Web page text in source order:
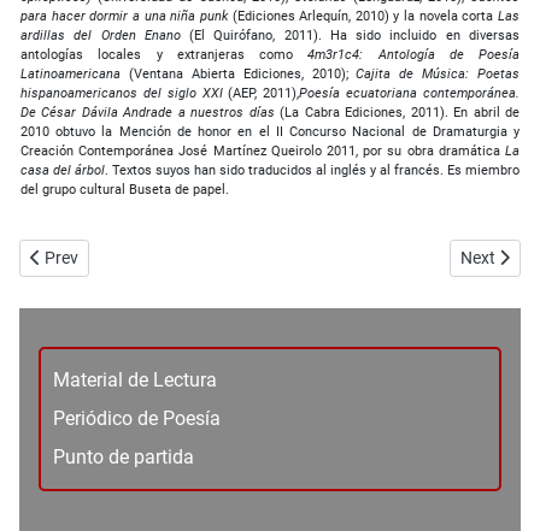
Material de Lectura
Periódico de Poesía
Punto de partida
para hacer dormir a una niña punk (Ediciones Arlequín, 2010) y la novela corta Las
ardillas del Orden Enano(El Quirófano, 2011). Ha sido incluido en diversas
antologías locales y extranjeras como4m3r1c4: Antología de Poesía
Latinoamericana (Ventana Abierta Ediciones, 2010);Cajita de Música: Poetas
hispanoamericanos del siglo XXI(AEP, 2011),Poesía ecuatoriana contemporánea.
De César Dávila Andrade a nuestros días (La Cabra Ediciones, 2011). En abril de
2010 obtuvo la Mención de honor en el II Concurso Nacional de Dramaturgia y
Creación Contemporánea José Martínez Queirolo 2011, por su obra dramática La
casa del árbol. Textos suyos han sido traducidos al inglés y al francés. Es miembro
del grupo cultural Buseta de papel.
Previous article: Jamón serrano - María A. Balladares
Prev Next
Next